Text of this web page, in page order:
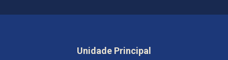
Unidade Principal